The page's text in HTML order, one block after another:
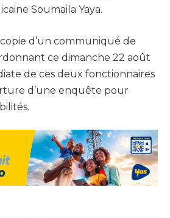
Soumaila Yaya.
d’un communiqué de
ce dimanche 22 août
de ces deux fonctionnaires
d’une enquête pour